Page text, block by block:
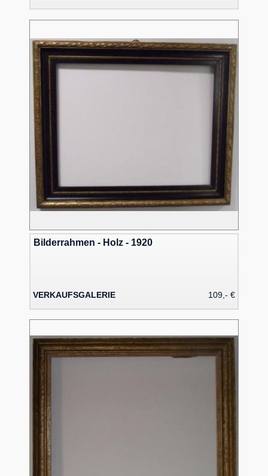
Bilderrahmen - Holz - 1920
VERKAUFSGALERIE 109,- €